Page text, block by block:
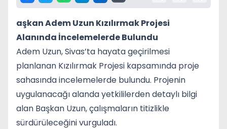
aşkan Adem Uzun Kızılırmak Projesi
Alanında İncelemelerde Bulundu
Adem Uzun, Sivas’ta hayata geçirilmesi
planlanan Kızılırmak Projesi kapsamında proje
sahasında incelemelerde bulundu. Projenin
uygulanacağı alanda yetkililerden detaylı bilgi
alan Başkan Uzun, çalışmaların titizlikle
sürdürüleceğini vurguladı.